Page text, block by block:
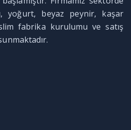
yoğurt, beyaz peynir, kaşar
fabrika kurulumu ve satış